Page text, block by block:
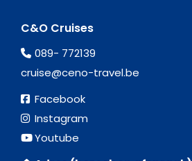
C&O Cruises
089- 772139
cruise@ceno-travel.be
Facebook
Instagram
Youtube